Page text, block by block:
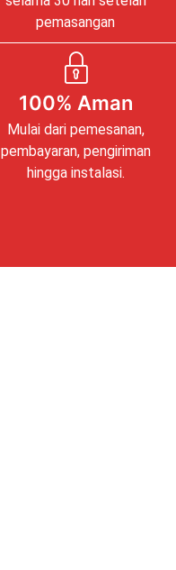
pemasangan
100% Aman
Mulai dari pemesanan,
pembayaran, pengiriman
hingga instalasi.